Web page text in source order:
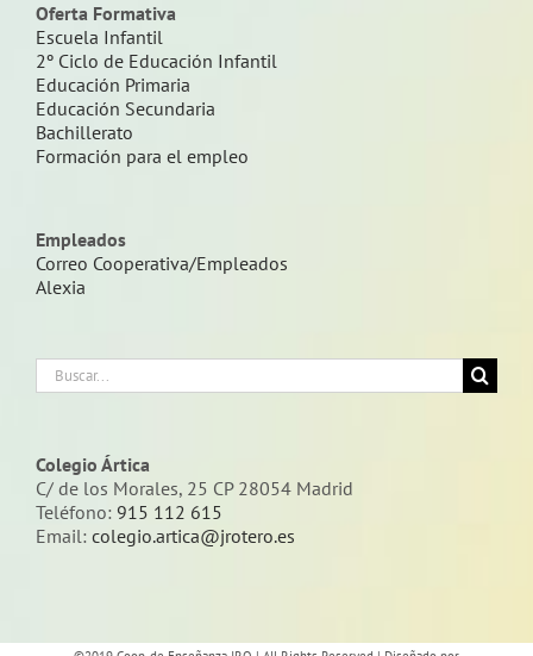
Oferta Formativa
Escuela Infantil
2º Ciclo de Educación Infantil
Educación Primaria
Educación Secundaria
Bachillerato
Formación para el empleo
Empleados
Correo Cooperativa/Empleados
Alexia
Buscar:
Colegio Ártica
C/ de los Morales, 25 CP 28054 Madrid
Teléfono: 915 112 615
Email: colegio.artica@jrotero.es